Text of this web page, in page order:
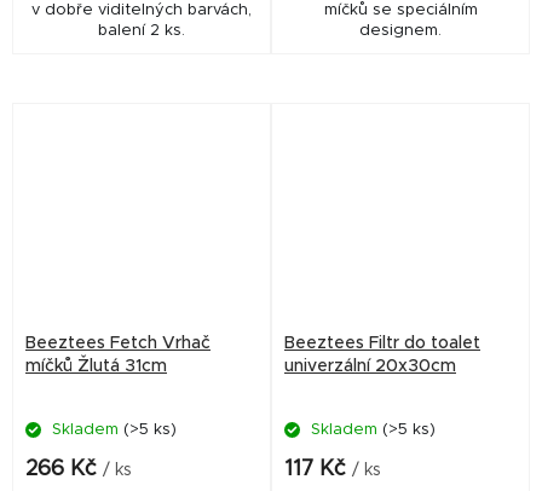
v dobře viditelných barvách,
balení 2 ks.
míčků se speciálním
designem.
Beeztees Fetch Vrhač
míčků Žlutá 31cm
Skladem (>5 ks)
266 Kč / ks
Beeztees Filtr do toalet
univerzální 20x30cm
Skladem (>5 ks)
117 Kč / ks